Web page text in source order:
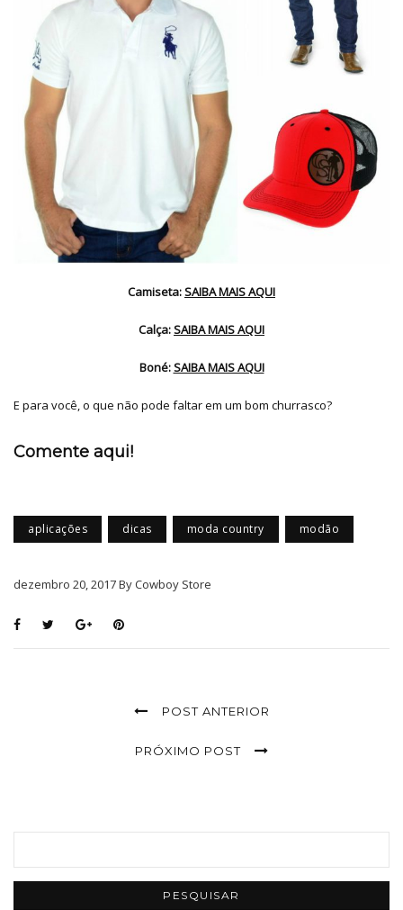
Camiseta:SAIBA MAIS AQUI
Calça:SAIBA MAIS AQUI
Boné:SAIBA MAIS AQUI
E para você, o que não pode faltar em um bom churrasco?
Comente aqui!
aplicações dicas moda country modão
dezembro 20, 2017 By Cowboy Store
POST ANTERIOR
PRÓXIMO POST